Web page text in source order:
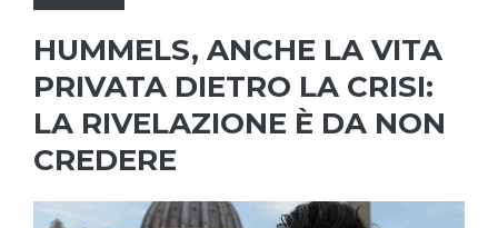
HUMMELS, ANCHE LA VITA
PRIVATA DIETRO LA CRISI:
LA RIVELAZIONE È DA NON
CREDERE